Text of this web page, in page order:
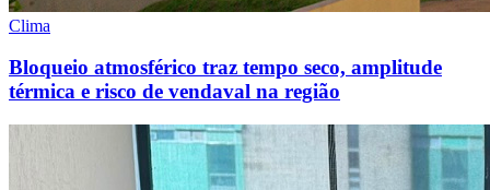
Clima
Bloqueio atmosférico traz tempo seco, amplitude
térmica e risco de vendaval na região